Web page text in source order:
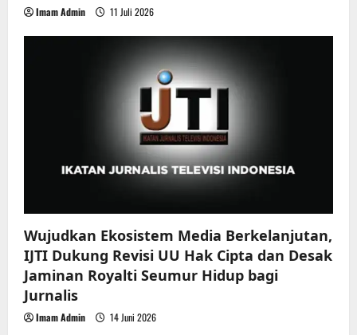
Imam Admin 11 Juli 2026
Wujudkan Ekosistem Media Berkelanjutan,
IJTI Dukung Revisi UU Hak Cipta dan Desak
Jaminan Royalti Seumur Hidup bagi
Jurnalis
Imam Admin 14 Juni 2026